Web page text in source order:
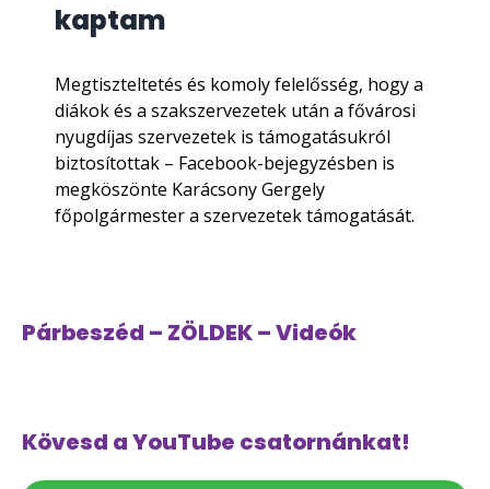
kaptam
Megtiszteltetés és komoly felelősség, hogy a
diákok és a szakszervezetek után a fővárosi
nyugdíjas szervezetek is támogatásukról
biztosítottak – Facebook-bejegyzésben is
megköszönte Karácsony Gergely
főpolgármester a szervezetek támogatását.
Párbeszéd – ZÖLDEK – Videók
Kövesd a YouTube csatornánkat!